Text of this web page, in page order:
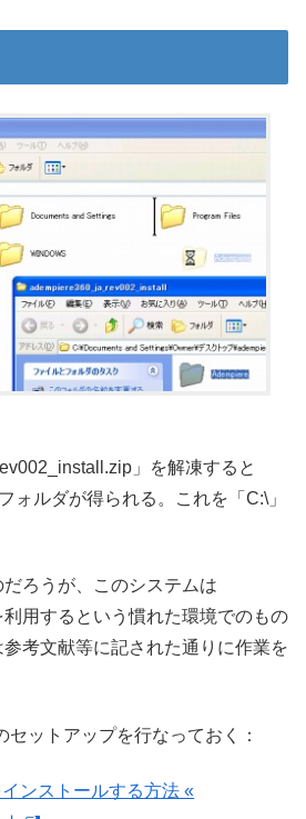
」を解凍すると
ォルダが得られる。これを「C:\」
ろうが、このシステムは
用するという慣れた環境でのもの
考文献等に記された通りに作業を
セットアップを行なっておく：
ンストールする方法 «